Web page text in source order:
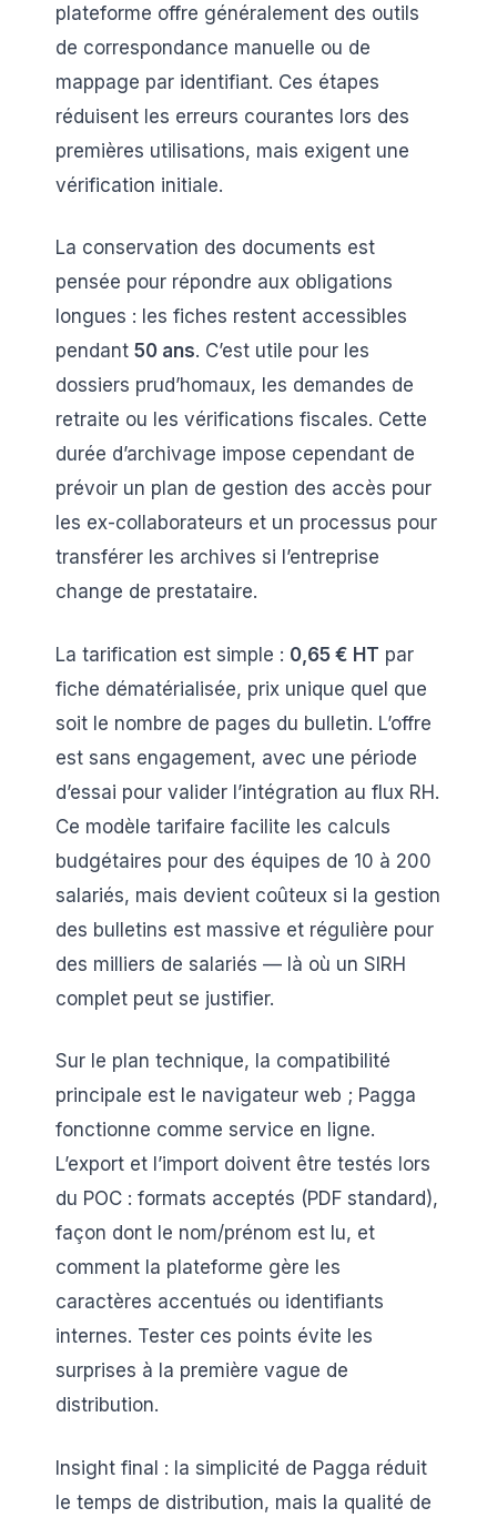
plateforme offre généralement des outils
de correspondance manuelle ou de
mappage par identifiant. Ces étapes
réduisent les erreurs courantes lors des
premières utilisations, mais exigent une
vérification initiale.
La conservation des documents est
pensée pour répondre aux obligations
longues : les fiches restent accessibles
pendant 50 ans. C’est utile pour les
dossiers prud’homaux, les demandes de
retraite ou les vérifications fiscales. Cette
durée d’archivage impose cependant de
prévoir un plan de gestion des accès pour
les ex-collaborateurs et un processus pour
transférer les archives si l’entreprise
change de prestataire.
La tarification est simple : 0,65 € HT par
fiche dématérialisée, prix unique quel que
soit le nombre de pages du bulletin. L’offre
est sans engagement, avec une période
d’essai pour valider l’intégration au flux RH.
Ce modèle tarifaire facilite les calculs
budgétaires pour des équipes de 10 à 200
salariés, mais devient coûteux si la gestion
des bulletins est massive et régulière pour
des milliers de salariés — là où un SIRH
complet peut se justifier.
Sur le plan technique, la compatibilité
principale est le navigateur web ; Pagga
fonctionne comme service en ligne.
L’export et l’import doivent être testés lors
du POC : formats acceptés (PDF standard),
façon dont le nom/prénom est lu, et
comment la plateforme gère les
caractères accentués ou identifiants
internes. Tester ces points évite les
surprises à la première vague de
distribution.
Insight final : la simplicité de Pagga réduit
le temps de distribution, mais la qualité de